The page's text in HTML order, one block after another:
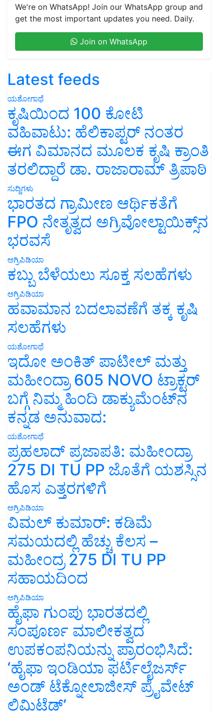
We're on WhatsApp! Join our WhatsApp group and
get the most important updates you need. Daily.
Join on WhatsApp
Latest feeds
ಯಶೋಗಾಥೆ
ಕೃಷಿಯಿಂದ 100 ಕೋಟಿ
ವಹಿವಾಟು: ಹೆಲಿಕಾಪ್ಟರ್ ನಂತರ
ಈಗ ವಿಮಾನದ ಮೂಲಕ ಕೃಷಿ ಕ್ರಾಂತಿ
ತರಲಿದ್ದಾರೆ ಡಾ. ರಾಜಾರಾಮ್ ತ್ರಿಪಾಠಿ
ಸುದ್ದಿಗಳು
ಭಾರತದ ಗ್ರಾಮೀಣ ಆರ್ಥಿಕತೆಗೆ
FPO ನೇತೃತ್ವದ ಅಗ್ರಿವೋಲ್ಟಾಯಿಕ್ಸ್‌ನ
ಭರವಸೆ
ಅಗ್ರಿಪಿಡಿಯಾ
ಕಬ್ಬು ಬೆಳೆಯಲು ಸೂಕ್ತ ಸಲಹೆಗಳು
ಅಗ್ರಿಪಿಡಿಯಾ
ಹವಾಮಾನ ಬದಲಾವಣೆಗೆ ತಕ್ಕ ಕೃಷಿ
ಸಲಹೆಗಳು
ಯಶೋಗಾಥೆ
ಇದೋ ಅಂಕಿತ್ ಪಾಟೀಲ್ ಮತ್ತು
ಮಹೀಂದ್ರಾ 605 NOVO ಟ್ರಾಕ್ಟರ್
ಬಗ್ಗೆ ನಿಮ್ಮ ಹಿಂದಿ ಡಾಕ್ಯುಮೆಂಟ್‌ನ
ಕನ್ನಡ ಅನುವಾದ:
ಯಶೋಗಾಥೆ
ಪ್ರಹಲಾದ್ ಪ್ರಜಾಪತಿ: ಮಹೀಂದ್ರಾ
275 DI TU PP ಜೊತೆಗೆ ಯಶಸ್ಸಿನ
ಹೊಸ ಎತ್ತರಗಳಿಗೆ
ಅಗ್ರಿಪಿಡಿಯಾ
ವಿಮಲ್ ಕುಮಾರ್: ಕಡಿಮೆ
ಸಮಯದಲ್ಲಿ ಹೆಚ್ಚು ಕೆಲಸ –
ಮಹೀಂದ್ರ 275 DI TU PP
ಸಹಾಯದಿಂದ
ಅಗ್ರಿಪಿಡಿಯಾ
ಹೈಫಾ ಗುಂಪು ಭಾರತದಲ್ಲಿ
ಸಂಪೂರ್ಣ ಮಾಲೀಕತ್ವದ
ಉಪಕಂಪನಿಯನ್ನು ಪ್ರಾರಂಭಿಸಿದೆ:
‘ಹೈಫಾ ಇಂಡಿಯಾ ಫರ್ಟಿಲೈಜರ್ಸ್
ಅಂಡ್ ಟೆಕ್ನೋಲಾಜೀಸ್ ಪ್ರೈವೇಟ್
ಲಿಮಿಟೆಡ್’